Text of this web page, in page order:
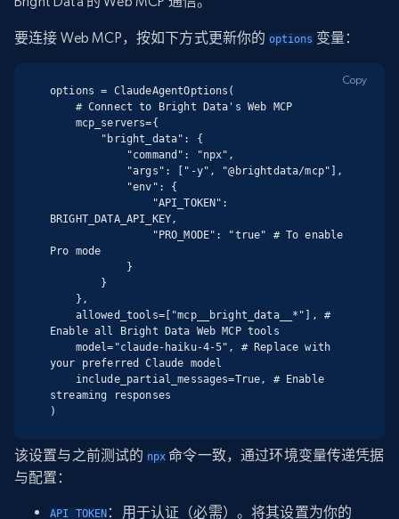
要连接 Web MCP，按如下方式更新你的 options 变量：
options = ClaudeAgentOptions(
BRIGHT_DATA_API_KEY,
Pro mode
Enable all Bright Data Web MCP tools
your preferred Claude model
streaming responses
)
Copy
该设置与之前测试的 npx 命令一致，通过环境变量传递凭据
与配置：
API_TOKEN ：用于认证（必需）。将其设置为你的